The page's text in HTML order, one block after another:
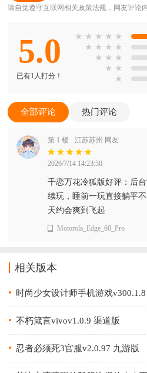
请自觉遵守互联网相关政策法规，网友评论
5.0
已有1人打分！
★ ★ ★ ★ ★
★ ★ ★ ★
★ ★ ★
★ ★
★
全部评论 热门评论
第 1 楼 江苏苏州 网友
2026/7/14 14:23:50
千恋万花冷狐版好评：后
续玩，睡前一玩直接躺平
天约会爽到飞起
Motorola_Edge_60_Pro
相关版本
时尚少女设计师手机游戏
不朽箴言vivov1.0.9 渠道版
忍者必须死3官服v2.0.97 九游版